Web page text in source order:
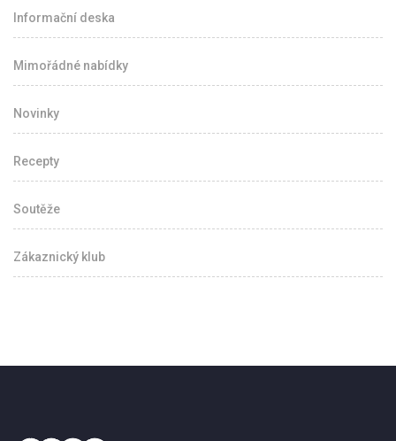
Informační deska
Mimořádné nabídky
Novinky
Recepty
Soutěže
Zákaznický klub